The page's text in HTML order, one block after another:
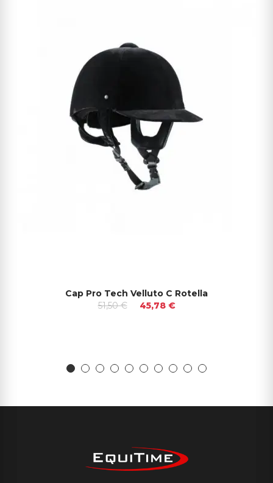
Cap Pro Tech Velluto C Rotella
51,50 €
45,78 €